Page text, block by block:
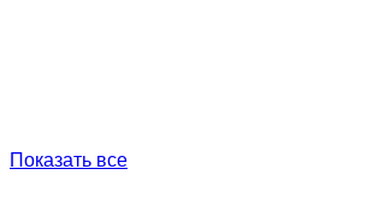
Показать все